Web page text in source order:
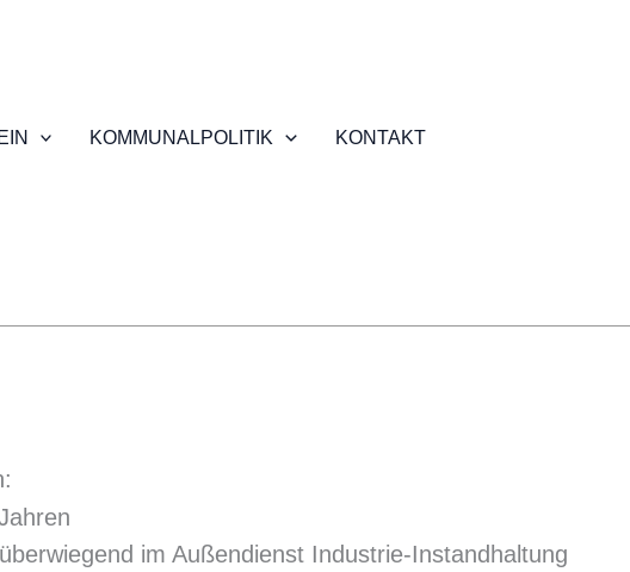
KOMMUNALPOLITIK KONTAKT
im Außendienst Industrie-Instandhaltung